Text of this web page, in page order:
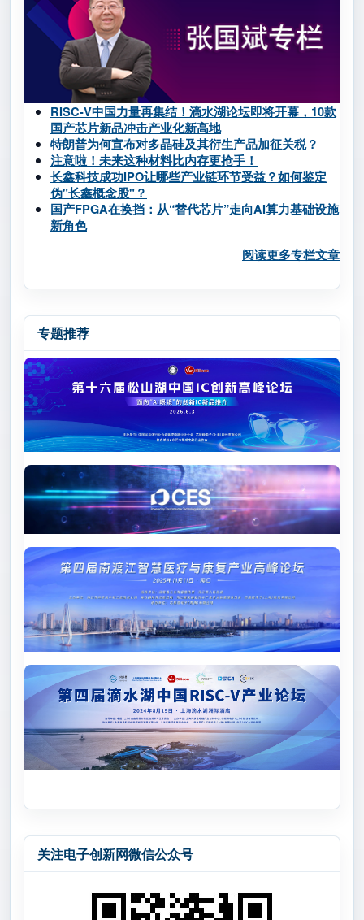
RISC-V中国力量再集结！滴水湖论坛即将开幕，10款
国产芯片新品冲击产业化新高地
特朗普为何宣布对多晶硅及其衍生产品加征关税？
注意啦！未来这种材料比内存更抢手！
长鑫科技成功IPO让哪些产业链环节受益？如何鉴定
伪"长鑫概念股"？
国产FPGA在换挡：从“替代芯片”走向AI算力基础设施
新角色
阅读更多专栏文章
专题推荐
关注电子创新网微信公众号